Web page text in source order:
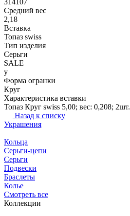
314107
Средний вес
2,18
Вставка
Топаз swiss
Тип изделия
Серьги
SALE
y
Форма огранки
Круг
Характеристика вставки
Топаз Круг swiss 5,00; вес: 0,208; 2шт.
Назад к списку
Украшения
Кольца
Серьги-цепи
Серьги
Подвески
Браслеты
Колье
Смотреть все
Коллекции